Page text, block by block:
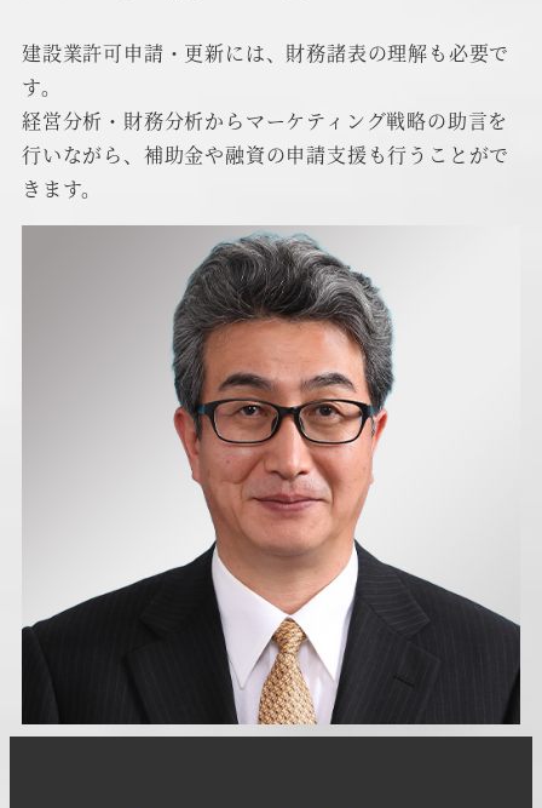
建設業許可申請・更新には、財務諸表の理解も必要で
す。
経営分析・財務分析からマーケティング戦略の助言を
行いながら、補助金や融資の申請支援も行うことがで
きます。